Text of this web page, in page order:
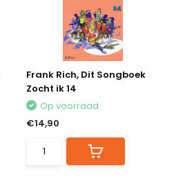
Frank Rich, Dit Songboek
Zocht ik 14
Op voorraad
€14,90